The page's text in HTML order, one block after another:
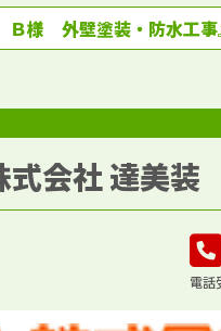
Ｂ様 外壁塗装・防水工事
会社 達美装
電話